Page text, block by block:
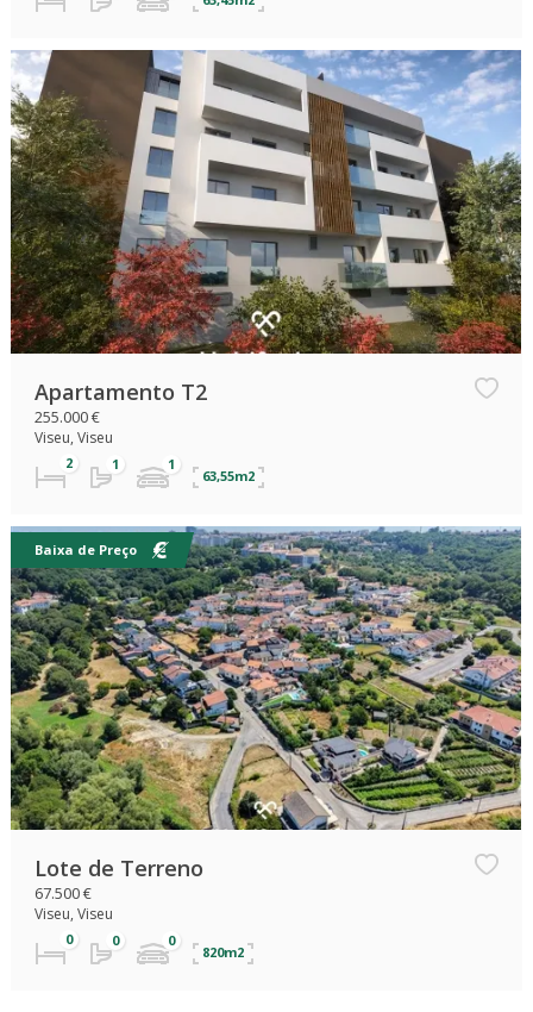
Apartamento T2
255.000 €
Viseu, Viseu
63,55m2
Baixa de Preço
Lote de Terreno
67.500 €
Viseu, Viseu
820m2